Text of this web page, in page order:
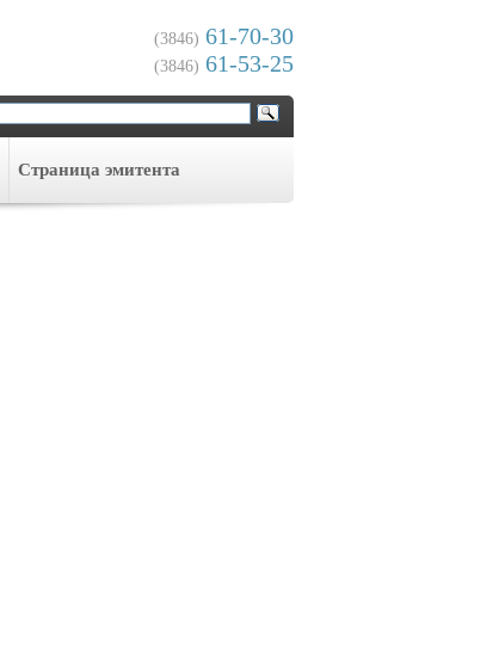
(3846) 61-70-30
(3846) 61-53-25
Cтраница эмитента